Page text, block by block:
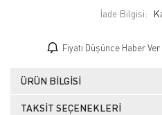
İade Bilgisi:
Fiyatı Düşünce Haber Ver
ÜRÜN BILGISI
TAKSIT SEÇENEKLERI